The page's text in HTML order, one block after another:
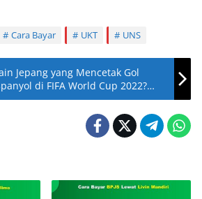
Cara Bayar UKT UNS
Jepang yang Mencetak Gol
di FIFA World Cup 2022?